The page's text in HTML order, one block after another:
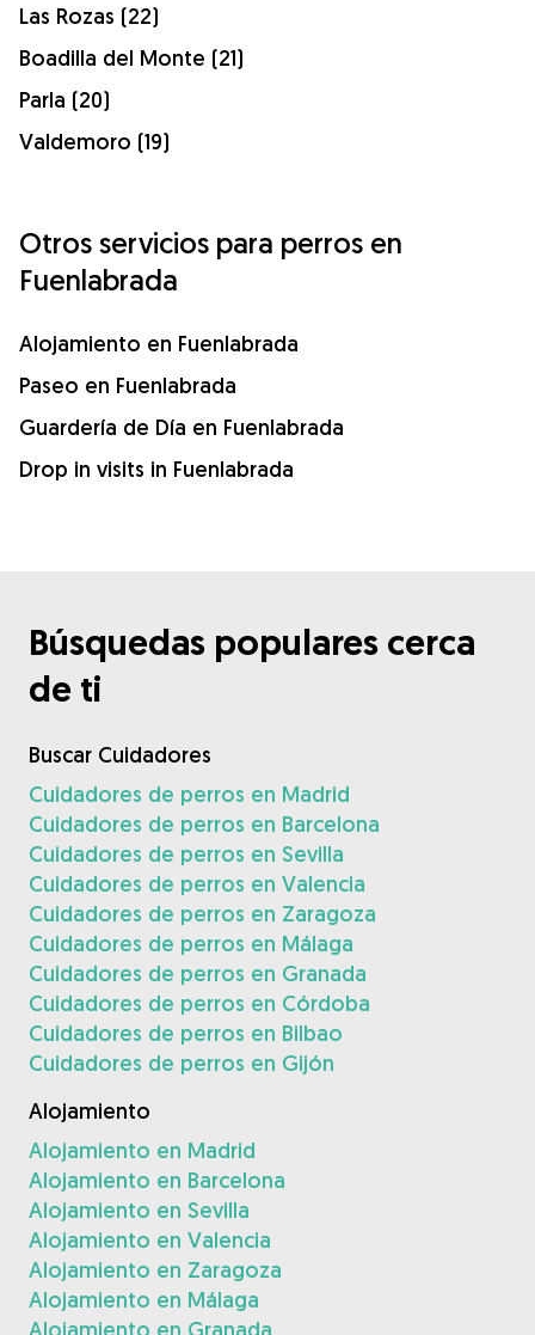
Las Rozas (22)
Boadilla del Monte (21)
Parla (20)
Valdemoro (19)
Otros servicios para perros en
Fuenlabrada
Alojamiento en Fuenlabrada
Paseo en Fuenlabrada
Guardería de Día en Fuenlabrada
Drop in visits in Fuenlabrada
Búsquedas populares cerca
de ti
Buscar Cuidadores
Cuidadores de perros en Madrid
Cuidadores de perros en Barcelona
Cuidadores de perros en Sevilla
Cuidadores de perros en Valencia
Cuidadores de perros en Zaragoza
Cuidadores de perros en Málaga
Cuidadores de perros en Granada
Cuidadores de perros en Córdoba
Cuidadores de perros en Bilbao
Cuidadores de perros en Gijón
Alojamiento
Alojamiento en Madrid
Alojamiento en Barcelona
Alojamiento en Sevilla
Alojamiento en Valencia
Alojamiento en Zaragoza
Alojamiento en Málaga